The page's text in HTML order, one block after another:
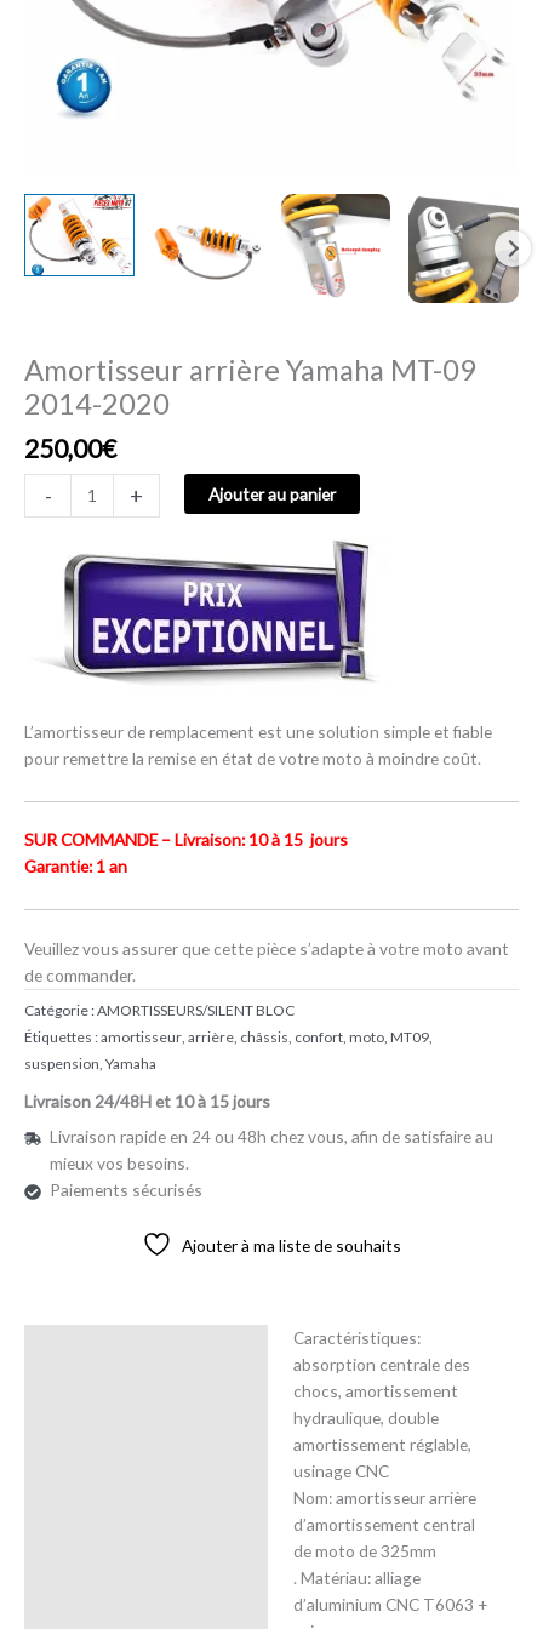
Amortisseur arrière Yamaha MT-09
2014-2020
250,00€
- + Ajouter au panier
L’amortisseur de remplacement est une solution simple et fiable
pour remettre la remise en état de votre moto à moindre coût.
SUR COMMANDE – Livraison: 10 à 15 jours
Garantie: 1 an
Veuillez vous assurer que cette pièce s’adapte à votre moto avant
de commander.
Catégorie :AMORTISSEURS/SILENT BLOC
Étiquettes :amortisseur arrière châssis confort moto MT09
suspension Yamaha
Livraison 24/48H et 10 à 15 jours
Livraison rapide en 24 ou 48h chez vous, afin de satisfaire au
mieux vos besoins.
Paiements sécurisés
Ajouter à ma liste de souhaits
Caractéristiques:
absorption centrale des
chocs, amortissement
hydraulique, double
amortissement réglable,
usinage CNC
Nom: amortisseur arrière
d’amortissement central
de moto de 325mm
. Matériau: alliage
d’aluminium CNC T6063 +